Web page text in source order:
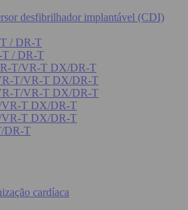
desfibrilhador implantável (CDI)
/ DR-T
T / DR-T
T/VR-T DX/DR-T
T/VR-T DX/DR-T
T/VR-T DX/DR-T
VR-T DX/DR-T
VR-T DX/DR-T
DR-T
cardíaca